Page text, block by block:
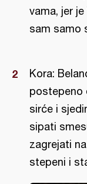
vama, jer
sam samo
Kora:
postepeno
sirće i
sipati
zagrejati
stepeni i